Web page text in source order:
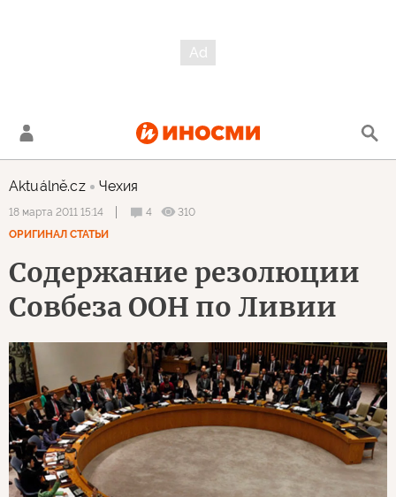
Aktuálně.cz Чехия
18 марта 2011 15:14 4
310
ОРИГИНАЛ СТАТЬИ
Содержание резолюции
Совбеза ООН по Ливии